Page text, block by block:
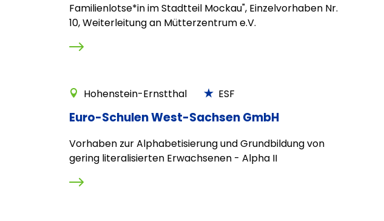
Familienlotse*in im Stadtteil Mockau", Einzelvorhaben Nr.
10, Weiterleitung an Mütterzentrum e.V.
Hohenstein-Ernstthal ESF
Euro-Schulen West-Sachsen GmbH
Vorhaben zur Alphabetisierung und Grundbildung von
gering literalisierten Erwachsenen - Alpha II